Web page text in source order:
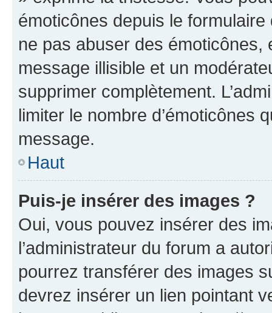
émoticônes depuis le
ne pas abuser des
message illisible et un
supprimer complètement.
limiter le nombre d’émoticônes
message.
Haut
Puis-je insérer des images ?
Oui, vous pouvez insérer des
l’administrateur du forum a
pourrez transférer des images
devrez insérer un lien pointant